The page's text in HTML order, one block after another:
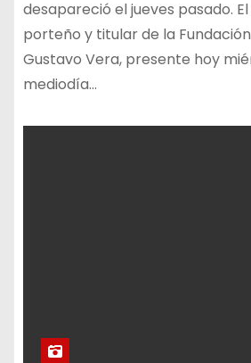
desapareció el jueves pasado.
porteño y titular de la
Gustavo Vera, presente hoy
mediodía…